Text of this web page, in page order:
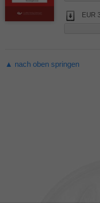
EUR
▲ nach oben springen